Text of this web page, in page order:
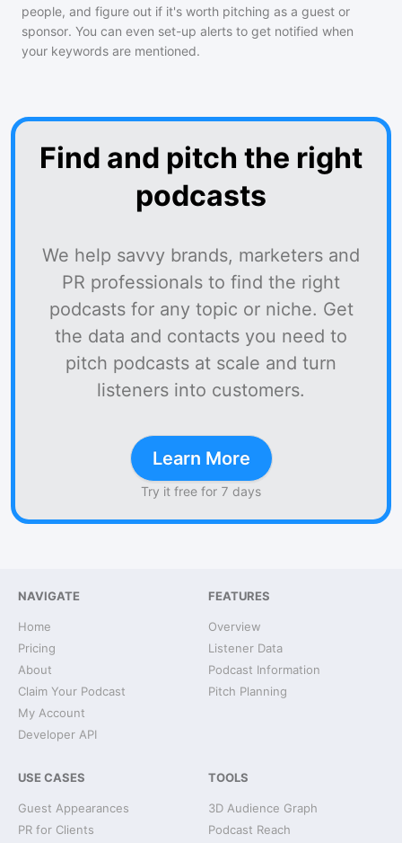
people, and figure out if it's worth pitching as a guest or
sponsor. You can even set-up alerts to get notified when
your keywords are mentioned.
Find and pitch the right
podcasts
We help savvy brands, marketers and
PR professionals to find the right
podcasts for any topic or niche. Get
the data and contacts you need to
pitch podcasts at scale and turn
listeners into customers.
Learn More
Try it free for 7 days
NAVIGATE
Home
Pricing
About
Claim Your Podcast
My Account
Developer API
FEATURES
Overview
Listener Data
Podcast Information
Pitch Planning
USE CASES
Guest Appearances
PR for Clients
TOOLS
3D Audience Graph
Podcast Reach